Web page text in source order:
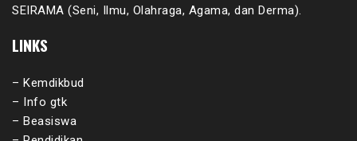
SEIRAMA (Seni, Ilmu, Olahraga, Agama, dan Derma).
LINKS
– Kemdikbud
– Info gtk
– Beasiswa